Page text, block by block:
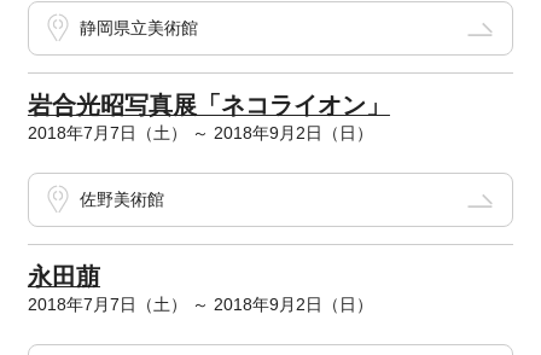
静岡県立美術館
岩合光昭写真展「ネコライオン」
2018年7月7日（土） ～ 2018年9月2日（日）
佐野美術館
永田萠
2018年7月7日（土） ～ 2018年9月2日（日）